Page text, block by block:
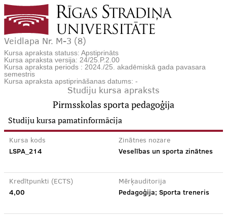
Veidlapa Nr. M-3 (8)
Kursa apraksta statuss: Apstiprināts
Kursa apraksta versija: 24/25.P.2.00
Kursa apraksta periods : 2024./25. akadēmiskā gada pavasara
semestris
Kursa apraksta apstiprināšanas datums: -
Studiju kursa apraksts
Pirmsskolas sporta pedagoģija
Studiju kursa pamatinformācija
Kursa kods
LSPA_214
Zinātnes nozare
Veselības un sporta zinātnes
Kredītpunkti (ECTS)
4,00
Mērķauditorija
Pedagoģija; Sporta treneris